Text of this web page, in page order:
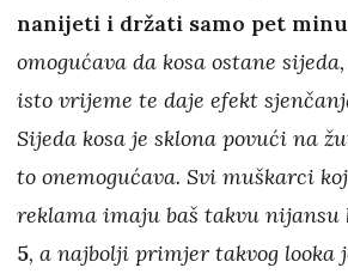
nanijeti i držati samo pet
omogućava da kosa ostane
isto vrijeme te daje efekt
Sijeda kosa je sklona povući na
to onemogućava. Svi muškarci
reklama imaju baš takvu nijansu
5, a najbolji primjer takvog looka